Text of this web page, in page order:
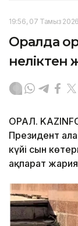
19:56, 07 Тамыз 2026
Оралда
неліктен
ОРАЛ.
Президент
күйі сын
ақпарат